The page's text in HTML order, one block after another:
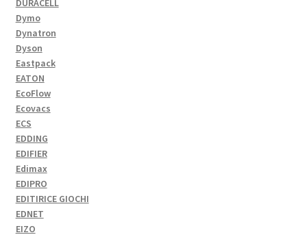
DURACELL
Dymo
Dynatron
Dyson
Eastpack
EATON
EcoFlow
Ecovacs
ECS
EDDING
EDIFIER
Edimax
EDIPRO
EDITIRICE GIOCHI
EDNET
EIZO